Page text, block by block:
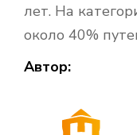
лет. На
около 40%
Автор: